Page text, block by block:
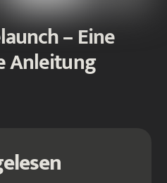
– Eine
Anleitung